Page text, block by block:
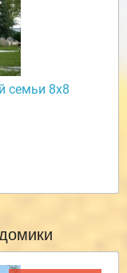
семьи 8х8